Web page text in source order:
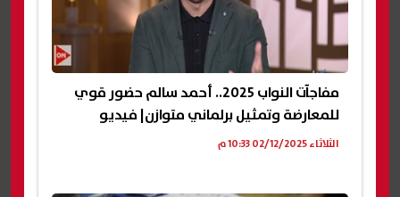
مفاجآت النواب 2025.. أحمد سالم حضور قوي
للمعارضة وتمثيل برلماني متوازن| فيديو
الثلاثاء 02/12/2025 10:33 م